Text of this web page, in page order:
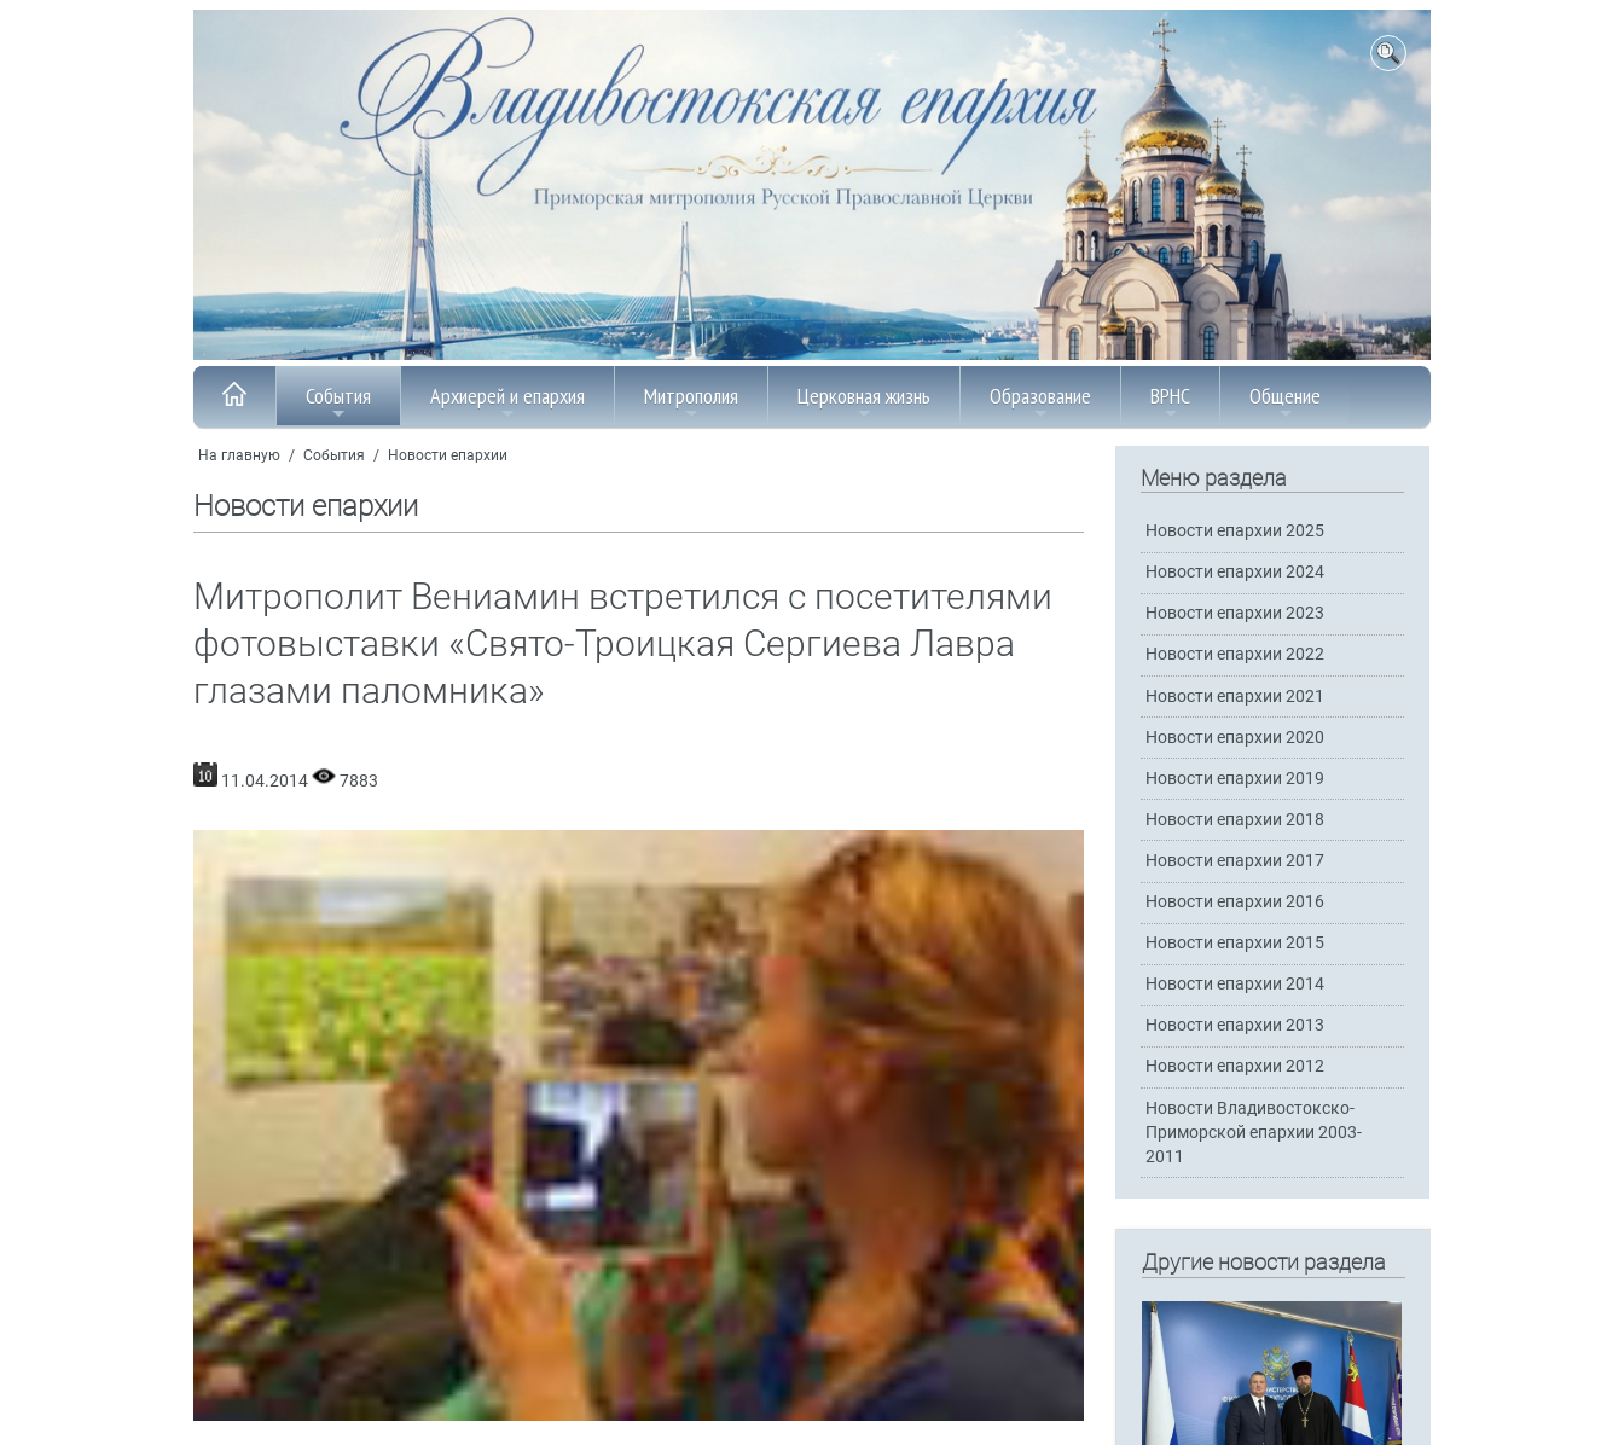
События Архиерей и епархия Митрополия Церковная жизнь Образование ВРНС Общение
На главную / События / Новости епархии
Новости епархии
Митрополит Вениамин встретился с посетителями
фотовыставки «Свято-Троицкая Сергиева Лавра
глазами паломника»
11.04.2014 7883
Меню раздела
Новости епархии 2025
Новости епархии 2024
Новости епархии 2023
Новости епархии 2022
Новости епархии 2021
Новости епархии 2020
Новости епархии 2019
Новости епархии 2018
Новости епархии 2017
Новости епархии 2016
Новости епархии 2015
Новости епархии 2014
Новости епархии 2013
Новости епархии 2012
Новости Владивостокско-
Приморской епархии 2003-
2011
Другие новости раздела